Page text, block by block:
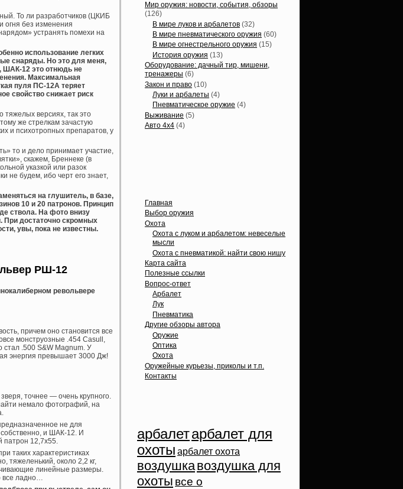
То ли разработчиков (ЦКИБ
огня без изменения
устранять помехи на
использование легких
снаряды. Но это для меня,
ШАК-12 это отнюдь не
Максимальная
пуля ПС-12А теряет
свойство снижает риск
тяжелых версиях, так это
же стрелкам зачастую
и психотропных препаратов, у
то и дело принимает участие,
скажем, Бреннеке (в
указкой или разок
не будем, ибо черт его знает,
на глушитель, в базе,
10 и 20 патронов. Принцип
ствола. На фото внизу
При достаточно скромных
увы, пока не известны.
РШ-12
револьвере
причем оно становится все
монструозные .454 Casull,
стал .500 S&W Magnum. У
энергия превышает 3000 Дж!
точнее — очень крупного.
немало фотографий, на
не для
собственно, и ШАК-12. И
патрон 12,7х55.
таких характеристиках
тяжеленький, около 2,2 кг,
линейные размеры.
все ладно…
Мир оружия: новости, события, обзоры
(126)
В мире луков и арбалетов (32)
В мире пневматического оружия (60)
В мире огнестрельного оружия (15)
История оружия (13)
Оборудование: дачный тир, мишени,
тренажеры (6)
Закон и право (10)
Луки и арбалеты (4)
Пневматическое оружие (4)
Выживание (5)
Авто 4х4 (4)
Главная
Выбор оружия
Охота
Охота с луком и арбалетом: невеселые
мысли
Охота с пневматикой: найти свою нишу
Карта сайта
Полезные ссылки
Вопрос-ответ
Арбалет
Лук
Пневматика
Другие обзоры автора
Оружие
Оптика
Охота
Оружейные курьезы, приколы и т.п.
Контакты
арбалетарбалет для
охоты арбалет охота
воздушкавоздушка для
охоты все о